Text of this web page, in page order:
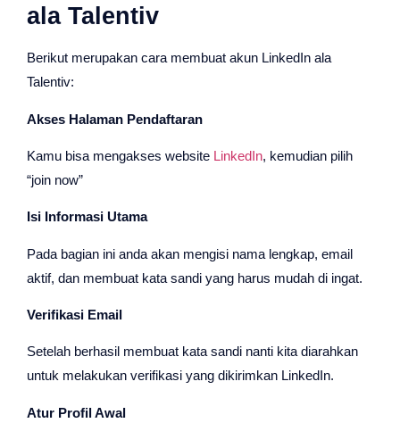
ala Talentiv
Berikut merupakan cara membuat akun LinkedIn ala
Talentiv:
Akses Halaman Pendaftaran
Kamu bisa mengakses website LinkedIn, kemudian pilih
“join now”
Isi Informasi Utama
Pada bagian ini anda akan mengisi nama lengkap, email
aktif, dan membuat kata sandi yang harus mudah di ingat.
Verifikasi Email
Setelah berhasil membuat kata sandi nanti kita diarahkan
untuk melakukan verifikasi yang dikirimkan LinkedIn.
Atur Profil Awal